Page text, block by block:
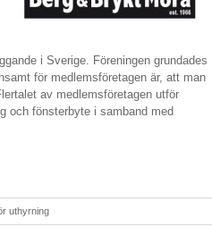
i Sverige. Föreningen grundades
för medlemsföretagen är, att man
av medlemsföretagen utför
och fönsterbyte i samband med
uthyrning